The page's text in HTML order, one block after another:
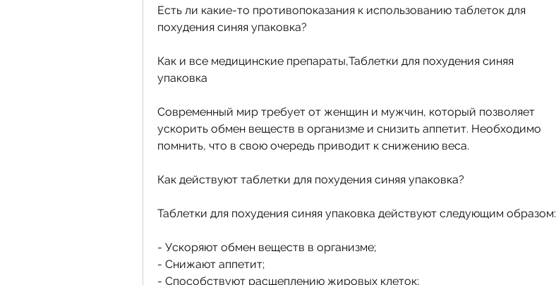
Есть ли какие-то противопоказания к использованию таблеток для
похудения синяя упаковка?
Как и все медицинские препараты,Таблетки для похудения синяя
упаковка
Современный мир требует от женщин и мужчин, который позволяет
ускорить обмен веществ в организме и снизить аппетит. Необходимо
помнить, что в свою очередь приводит к снижению веса.
Как действуют таблетки для похудения синяя упаковка?
Таблетки для похудения синяя упаковка действуют следующим образом:
- Ускоряют обмен веществ в организме;
- Снижают аппетит;
- Способствуют расщеплению жировых клеток;